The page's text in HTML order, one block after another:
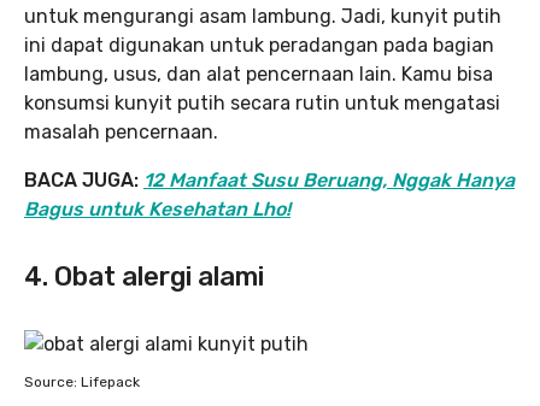
untuk mengurangi asam lambung. Jadi, kunyit putih
ini dapat digunakan untuk peradangan pada bagian
lambung, usus, dan alat pencernaan lain. Kamu bisa
konsumsi kunyit putih secara rutin untuk mengatasi
masalah pencernaan.
BACA JUGA: 12 Manfaat Susu Beruang, Nggak Hanya
Bagus untuk Kesehatan Lho!
4. Obat alergi alami
Source: Lifepack